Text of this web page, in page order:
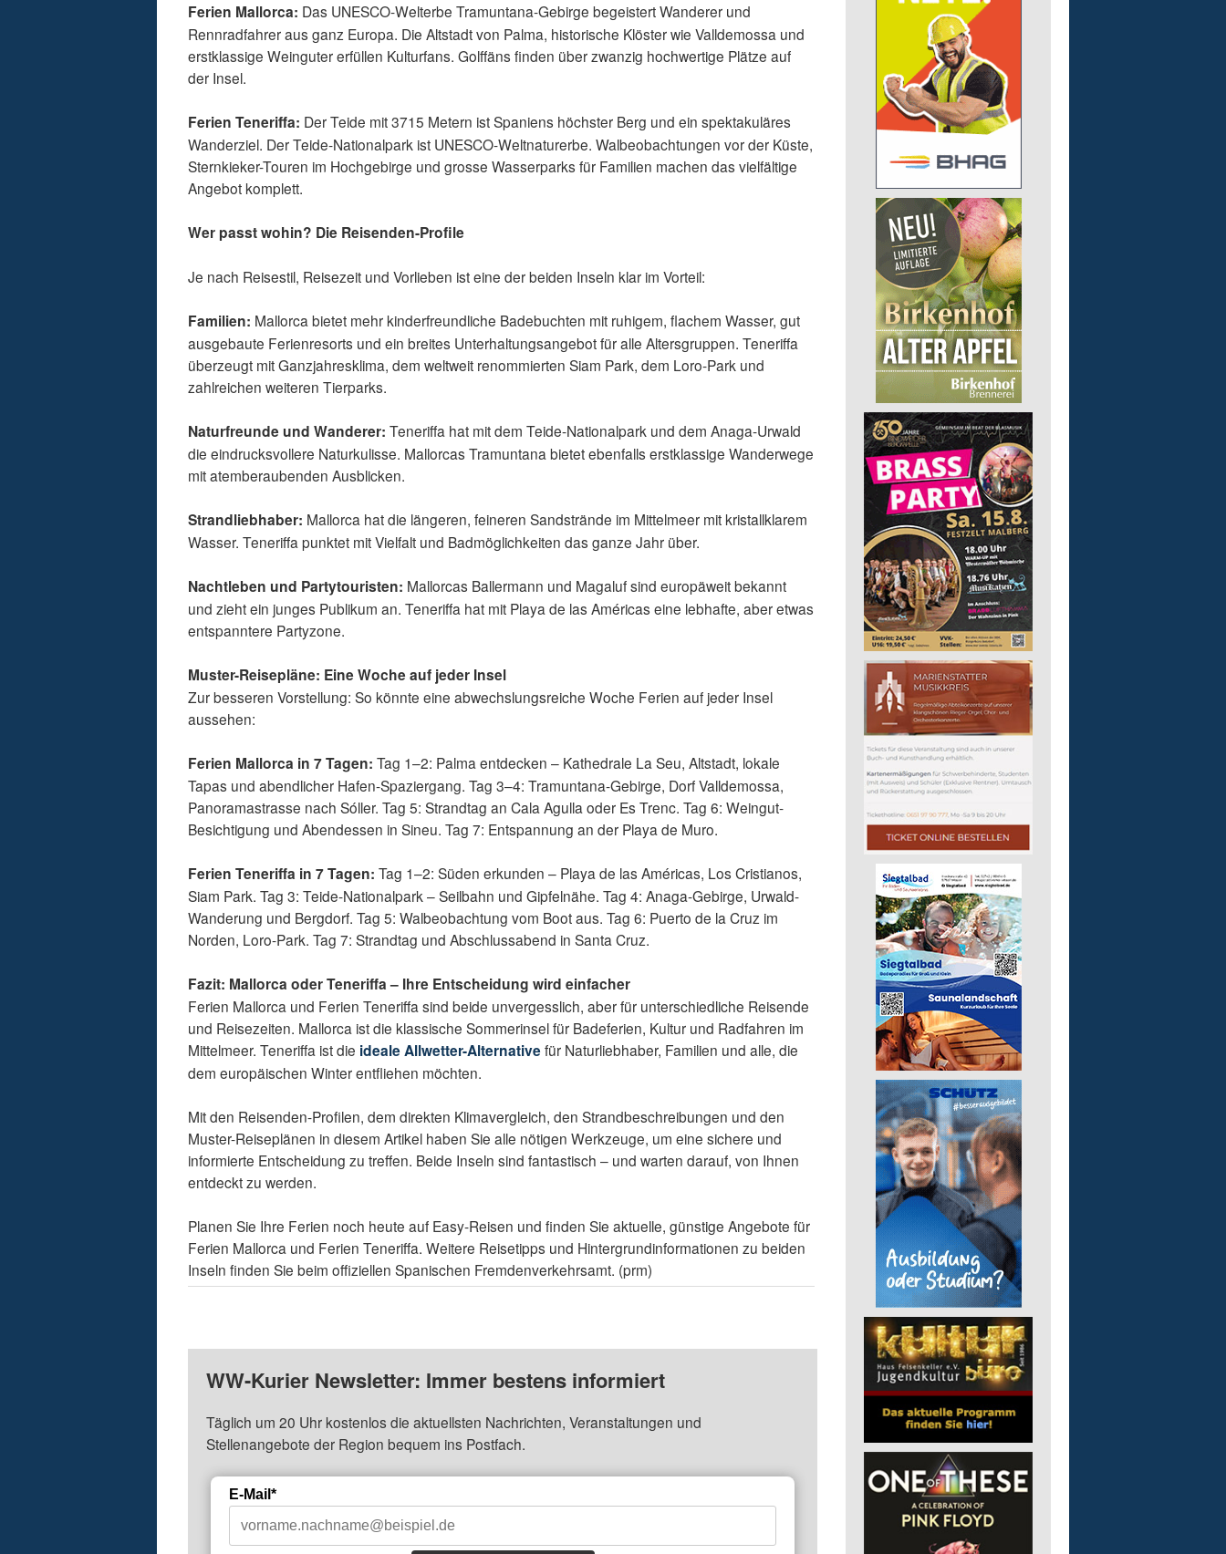
Ferien Mallorca: Das UNESCO-Welterbe Tramuntana-Gebirge begeistert Wanderer und
Rennradfahrer aus ganz Europa. Die Altstadt von Palma, historische Klöster wie Valldemossa und
erstklassige Weinguter erfüllen Kulturfans. Golffäns finden über zwanzig hochwertige Plätze auf
der Insel.
Ferien Teneriffa: Der Teide mit 3715 Metern ist Spaniens höchster Berg und ein spektakuläres
Wanderziel. Der Teide-Nationalpark ist UNESCO-Weltnaturerbe. Walbeobachtungen vor der Küste,
Sternkieker-Touren im Hochgebirge und grosse Wasserparks für Familien machen das vielfältige
Angebot komplett.
Wer passt wohin? Die Reisenden-Profile
Je nach Reisestil, Reisezeit und Vorlieben ist eine der beiden Inseln klar im Vorteil:
Familien: Mallorca bietet mehr kinderfreundliche Badebuchten mit ruhigem, flachem Wasser, gut
ausgebaute Ferienresorts und ein breites Unterhaltungsangebot für alle Altersgruppen. Teneriffa
überzeugt mit Ganzjahresklima, dem weltweit renommierten Siam Park, dem Loro-Park und
zahlreichen weiteren Tierparks.
Naturfreunde und Wanderer: Teneriffa hat mit dem Teide-Nationalpark und dem Anaga-Urwald
die eindrucksvollere Naturkulisse. Mallorcas Tramuntana bietet ebenfalls erstklassige Wanderwege
mit atemberaubenden Ausblicken.
Strandliebhaber: Mallorca hat die längeren, feineren Sandstrände im Mittelmeer mit kristallklarem
Wasser. Teneriffa punktet mit Vielfalt und Badmöglichkeiten das ganze Jahr über.
Nachtleben und Partytouristen: Mallorcas Ballermann und Magaluf sind europäweit bekannt
und zieht ein junges Publikum an. Teneriffa hat mit Playa de las Américas eine lebhafte, aber etwas
entspanntere Partyzone.
Muster-Reisepläne: Eine Woche auf jeder Insel
Zur besseren Vorstellung: So könnte eine abwechslungsreiche Woche Ferien auf jeder Insel
aussehen:
Ferien Mallorca in 7 Tagen: Tag 1–2: Palma entdecken – Kathedrale La Seu, Altstadt, lokale
Tapas und abendlicher Hafen-Spaziergang. Tag 3–4: Tramuntana-Gebirge, Dorf Valldemossa,
Panoramastrasse nach Sóller. Tag 5: Strandtag an Cala Agulla oder Es Trenc. Tag 6: Weingut-
Besichtigung und Abendessen in Sineu. Tag 7: Entspannung an der Playa de Muro.
Ferien Teneriffa in 7 Tagen: Tag 1–2: Süden erkunden – Playa de las Américas, Los Cristianos,
Siam Park. Tag 3: Teide-Nationalpark – Seilbahn und Gipfelnähe. Tag 4: Anaga-Gebirge, Urwald-
Wanderung und Bergdorf. Tag 5: Walbeobachtung vom Boot aus. Tag 6: Puerto de la Cruz im
Norden, Loro-Park. Tag 7: Strandtag und Abschlussabend in Santa Cruz.
Fazit: Mallorca oder Teneriffa – Ihre Entscheidung wird einfacher
Ferien Mallorca und Ferien Teneriffa sind beide unvergesslich, aber für unterschiedliche Reisende
und Reisezeiten. Mallorca ist die klassische Sommerinsel für Badeferien, Kultur und Radfahren im
Mittelmeer. Teneriffa ist die ideale Allwetter-Alternativefür Naturliebhaber, Familien und alle, die
dem europäischen Winter entfliehen möchten.
Mit den Reisenden-Profilen, dem direkten Klimavergleich, den Strandbeschreibungen und den
Muster-Reiseplänen in diesem Artikel haben Sie alle nötigen Werkzeuge, um eine sichere und
informierte Entscheidung zu treffen. Beide Inseln sind fantastisch – und warten darauf, von Ihnen
entdeckt zu werden.
Planen Sie Ihre Ferien noch heute auf Easy-Reisen und finden Sie aktuelle, günstige Angebote für
Ferien Mallorca und Ferien Teneriffa. Weitere Reisetipps und Hintergrundinformationen zu beiden
Inseln finden Sie beim offiziellen Spanischen Fremdenverkehrsamt. (prm)
WW-Kurier Newsletter: Immer bestens informiert
Täglich um 20 Uhr kostenlos die aktuellsten Nachrichten, Veranstaltungen und
Stellenangebote der Region bequem ins Postfach.
E-Mail*